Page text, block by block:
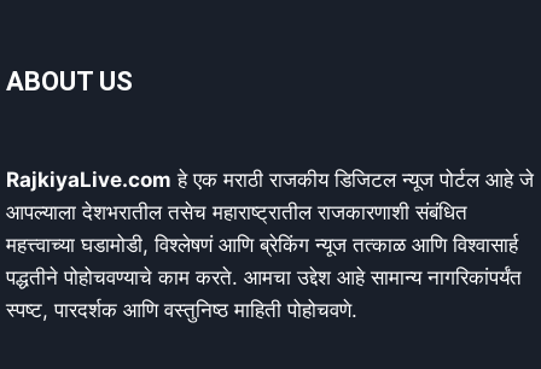
ABOUT US
RajkiyaLive.com हे एक मराठी राजकीय डिजिटल न्यूज पोर्टल आहे जे
आपल्याला देशभरातील तसेच महाराष्ट्रातील राजकारणाशी संबंधित
महत्त्वाच्या घडामोडी, विश्लेषणं आणि ब्रेकिंग न्यूज तत्काळ आणि विश्वासार्ह
पद्धतीने पोहोचवण्याचे काम करते. आमचा उद्देश आहे सामान्य नागरिकांपर्यंत
स्पष्ट, पारदर्शक आणि वस्तुनिष्ठ माहिती पोहोचवणे.